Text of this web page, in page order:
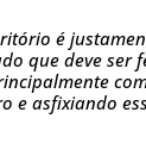
é
que deve ser
e asfixiando